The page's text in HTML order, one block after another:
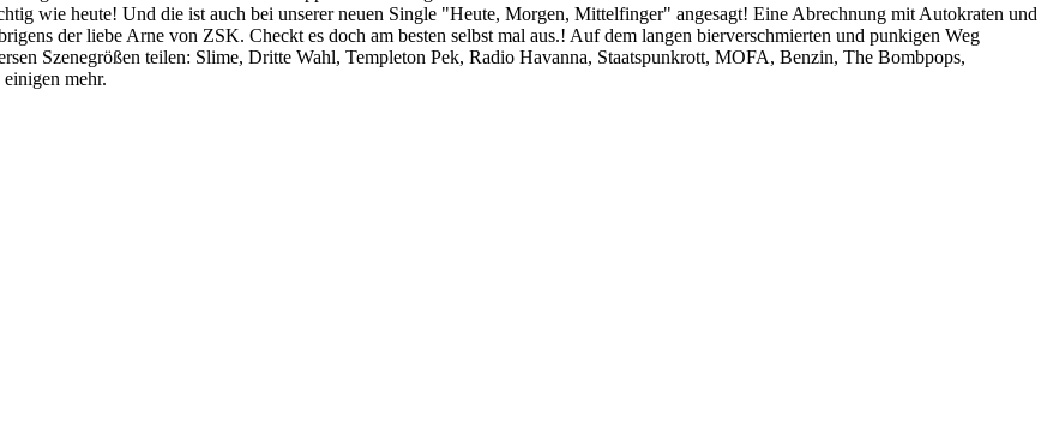
wie heute! Und die ist auch bei unserer neuen Single "Heute, Morgen, Mittelfinger" angesagt! Eine Abrechnung mit Autokraten und
der liebe Arne von ZSK. Checkt es doch am besten selbst mal aus.! Auf dem langen bierverschmierten und punkigen Weg
Szenegrößen teilen: Slime, Dritte Wahl, Templeton Pek, Radio Havanna, Staatspunkrott, MOFA, Benzin, The Bombpops,
mehr.